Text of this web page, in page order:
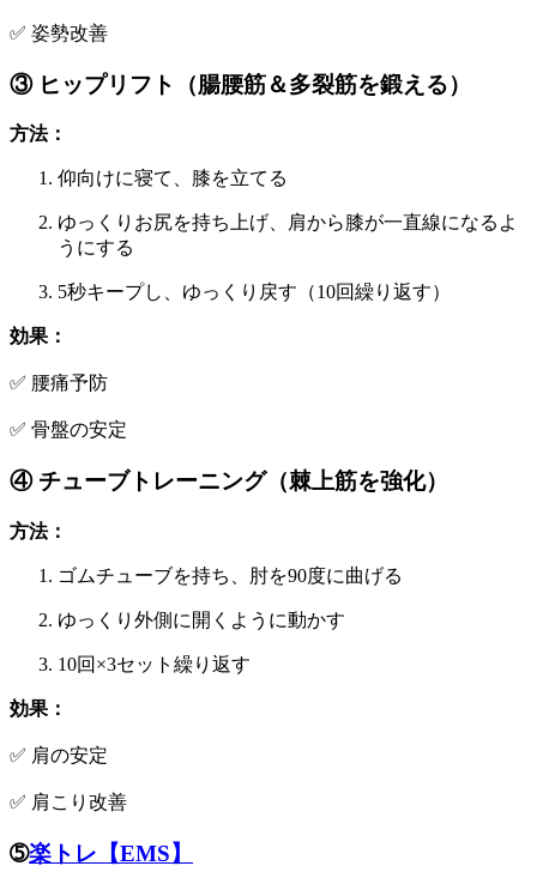
✅ 姿勢改善
③ ヒップリフト（腸腰筋＆多裂筋を鍛える）
方法：
仰向けに寝て、膝を立てる
ゆっくりお尻を持ち上げ、肩から膝が一直線になるよ
うにする
5秒キープし、ゆっくり戻す（10回繰り返す）
効果：
✅ 腰痛予防
✅ 骨盤の安定
④ チューブトレーニング（棘上筋を強化）
方法：
ゴムチューブを持ち、肘を90度に曲げる
ゆっくり外側に開くように動かす
10回×3セット繰り返す
効果：
✅ 肩の安定
✅ 肩こり改善
➄楽トレ【EMS】